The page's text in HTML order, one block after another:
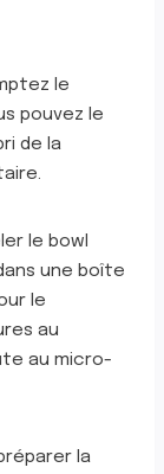
le
pouvez le
de la
le bowl
une boîte
le
au
au micro-
la